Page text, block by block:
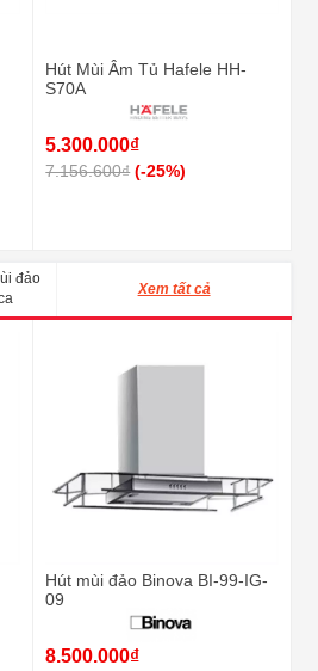
Hút Mùi Âm Tủ Hafele HH-
S70A
5.300.000₫
7.156.600₫ (-25%)
đảo
Xem tất cả
Hút mùi đảo Binova BI-99-IG-
09
8.500.000₫